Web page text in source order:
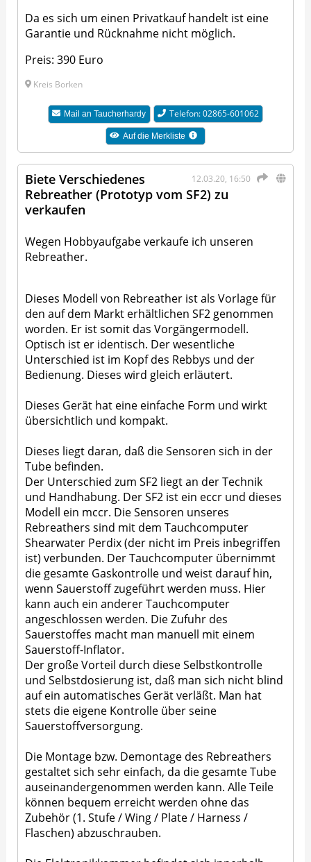
Da es sich um einen Privatkauf handelt ist eine
Garantie und Rücknahme nicht möglich.
Preis: 390 Euro
Kreis Borken
Mail anTaucherhardy Telefon: 02865-601062
Auf die Merkliste
12.03.20, 16:50
Biete Verschiedenes
Rebreather (Prototyp vom SF2) zu
verkaufen
Wegen Hobbyaufgabe verkaufe ich unseren
Rebreather.
Dieses Modell von Rebreather ist als Vorlage für
den auf dem Markt erhältlichen SF2 genommen
worden. Er ist somit das Vorgängermodell.
Optisch ist er identisch. Der wesentliche
Unterschied ist im Kopf des Rebbys und der
Bedienung. Dieses wird gleich erläutert.
Dieses Gerät hat eine einfache Form und wirkt
übersichtlich und kompakt.
Dieses liegt daran, daß die Sensoren sich in der
Tube befinden.
Der Unterschied zum SF2 liegt an der Technik
und Handhabung. Der SF2 ist ein eccr und dieses
Modell ein mccr. Die Sensoren unseres
Rebreathers sind mit dem Tauchcomputer
Shearwater Perdix (der nicht im Preis inbegriffen
ist) verbunden. Der Tauchcomputer übernimmt
die gesamte Gaskontrolle und weist darauf hin,
wenn Sauerstoff zugeführt werden muss. Hier
kann auch ein anderer Tauchcomputer
angeschlossen werden. Die Zufuhr des
Sauerstoffes macht man manuell mit einem
Sauerstoff-Inflator.
Der große Vorteil durch diese Selbstkontrolle
und Selbstdosierung ist, daß man sich nicht blind
auf ein automatisches Gerät verläßt. Man hat
stets die eigene Kontrolle über seine
Sauerstoffversorgung.
Die Montage bzw. Demontage des Rebreathers
gestaltet sich sehr einfach, da die gesamte Tube
auseinandergenommen werden kann. Alle Teile
können bequem erreicht werden ohne das
Zubehör (1. Stufe / Wing / Plate / Harness /
Flaschen) abzuschrauben.